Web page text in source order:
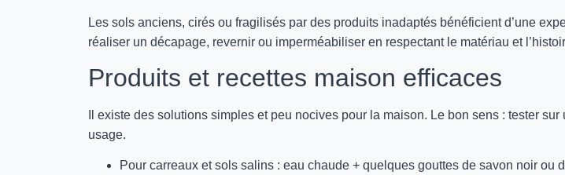
Les sols anciens, cirés ou fragilisés par des produits inadaptés bénéficient d’une
réaliser un décapage, revernir ou imperméabiliser en respectant le matériau et
Produits et recettes maison efficaces
Il existe des solutions simples et peu nocives pour la maison. Le bon sens : tester
usage.
Pour carreaux et sols salins : eau chaude + quelques gouttes de savon noir ou